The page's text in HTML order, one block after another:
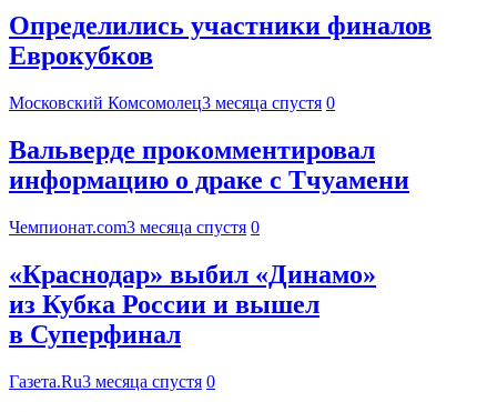
Определились участники финалов
Еврокубков
Московский Комсомолец3 месяца спустя 0
Вальверде прокомментировал
информацию о драке с Тчуамени
Чемпионат.com3 месяца спустя 0
«Краснодар» выбил «Динамо»
из Кубка России и вышел
в Суперфинал
Газета.Ru3 месяца спустя 0